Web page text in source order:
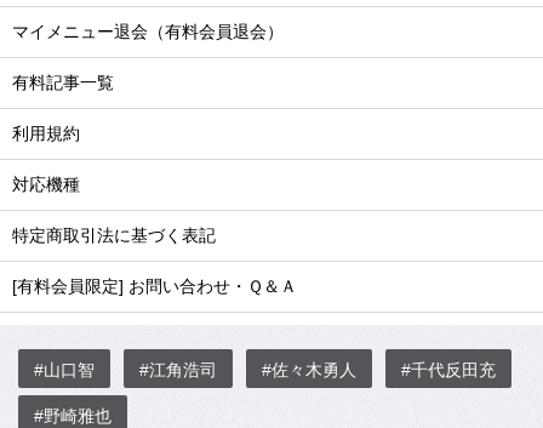
マイメニュー退会（有料会員退会）
有料記事一覧
利用規約
対応機種
特定商取引法に基づく表記
[有料会員限定] お問い合わせ・Ｑ＆Ａ
#山口智 #江角浩司 #佐々木勇人 #千代反田充
#野崎雅也